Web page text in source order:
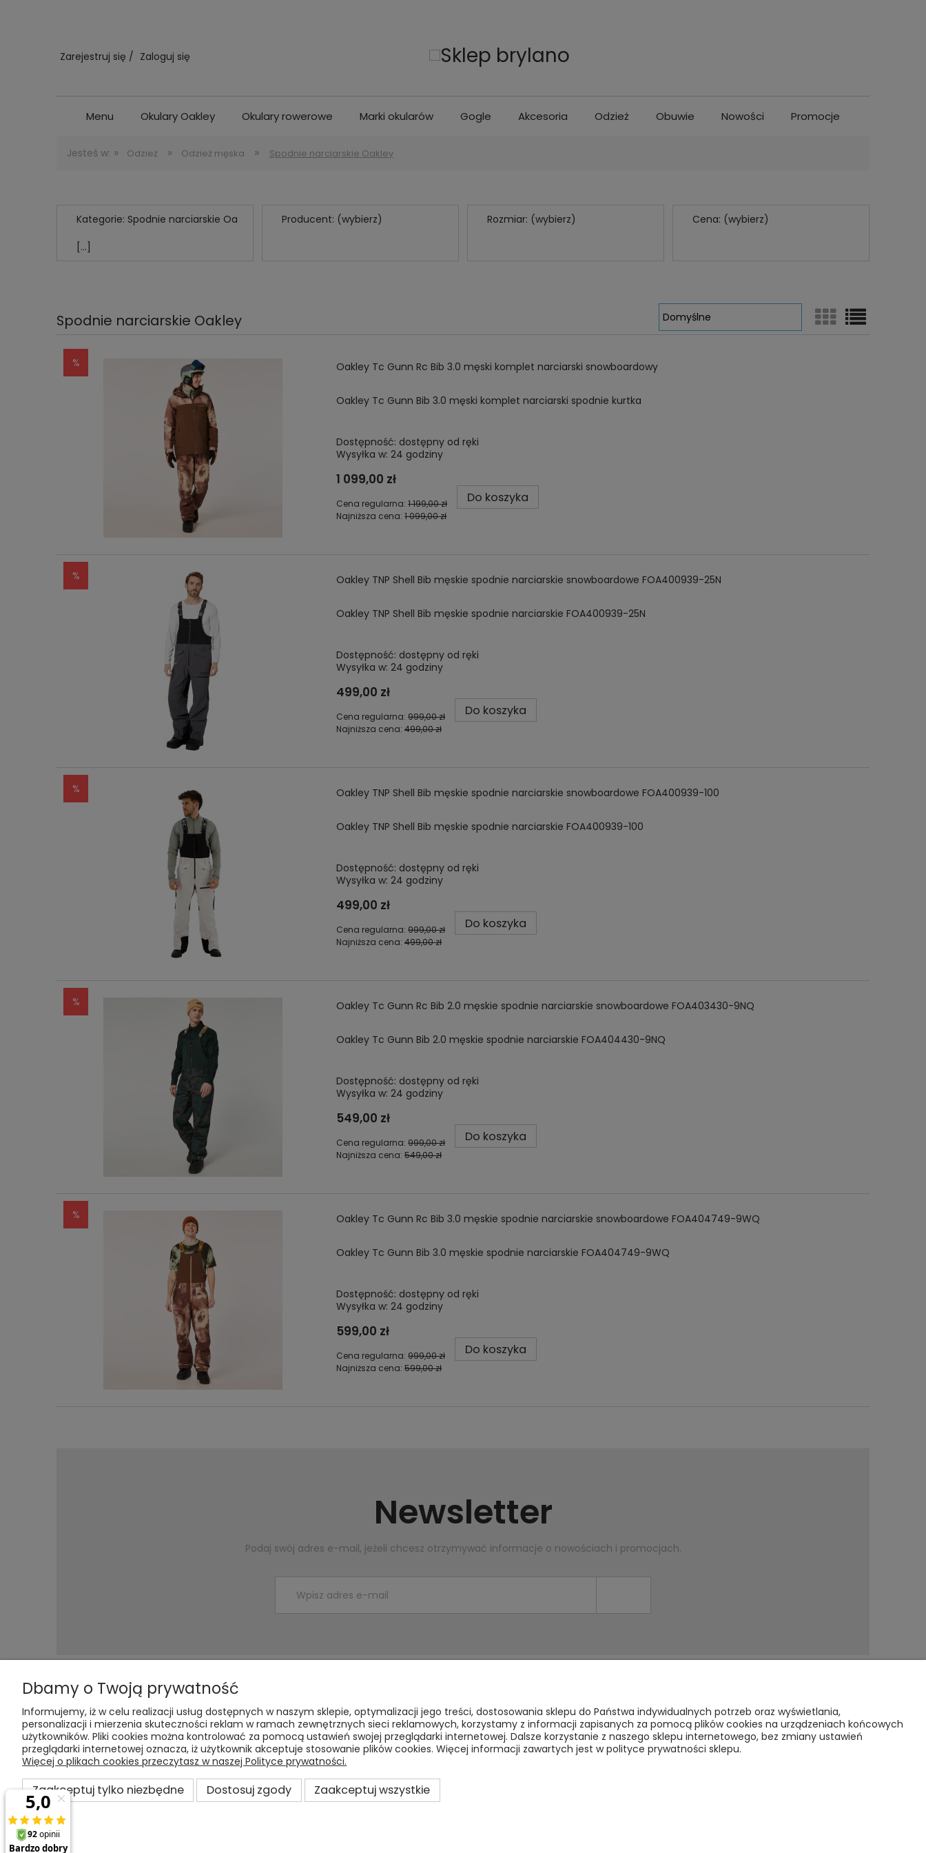
Zarejestruj się Zaloguj się
Menu Okulary Oakley Okulary rowerowe Marki okularów Gogle Akcesoria Odzież Obuwie Nowości Promocje
Jesteś w: » Odzież » Odzież męska » Spodnie narciarskie Oakley
Kategorie: Spodnie narciarskie Oa
[...]
Producent: (wybierz) Rozmiar: (wybierz) Cena: (wybierz)
Spodnie narciarskie Oakley
Oakley Tc Gunn Rc Bib 3.0 męski komplet narciarski snowboardowy
Oakley Tc Gunn Bib 3.0 męski komplet narciarski spodnie kurtka
Dostępność: dostępny od ręki
Wysyłka w: 24 godziny
1 099,00 zł
Cena regularna:1 199,00 zł
Najniższa cena:1 099,00 zł
Do koszyka
Oakley TNP Shell Bib męskie spodnie narciarskie snowboardowe FOA400939-25N
Oakley TNP Shell Bib męskie spodnie narciarskie FOA400939-25N
Dostępność: dostępny od ręki
Wysyłka w: 24 godziny
499,00 zł
Cena regularna:999,00 zł
Najniższa cena:499,00 zł
Do koszyka
Oakley TNP Shell Bib męskie spodnie narciarskie snowboardowe FOA400939-100
Oakley TNP Shell Bib męskie spodnie narciarskie FOA400939-100
Dostępność: dostępny od ręki
Wysyłka w: 24 godziny
499,00 zł
Cena regularna:999,00 zł
Najniższa cena:499,00 zł
Do koszyka
Oakley Tc Gunn Rc Bib 2.0 męskie spodnie narciarskie snowboardowe FOA403430-9NQ
Oakley Tc Gunn Bib 2.0 męskie spodnie narciarskie FOA404430-9NQ
Dostępność: dostępny od ręki
Wysyłka w: 24 godziny
549,00 zł
Cena regularna:999,00 zł
Najniższa cena:549,00 zł
Do koszyka
Oakley Tc Gunn Rc Bib 3.0 męskie spodnie narciarskie snowboardowe FOA404749-9WQ
Oakley Tc Gunn Bib 3.0 męskie spodnie narciarskie FOA404749-9WQ
Dostępność: dostępny od ręki
Wysyłka w: 24 godziny
599,00 zł
Cena regularna:999,00 zł
Najniższa cena:599,00 zł
Do koszyka
Newsletter
Podaj swój adres e-mail, jeżeli chcesz otrzymywać informacje o nowościach i promocjach.
Pomoc
Odstąp od umowy tutaj
Zwroty i reklamacje
Prizm
Regulamin
Raty
Moje konto
Twoje zamówienia
Ustawienia konta
Przechowalnia
Płatności i dostawa
Formy płatności
Czas i koszty dostawy
Informacje
Kontakt
Polityka prywatności
O nas
Kontakt i dane firmy
O NAS
Dbamy o Twoją prywatność
Informujemy, iż w celu realizacji usług dostępnych w naszym sklepie, optymalizacji jego treści, dostosowania sklepu do Państwa indywidualnych potrzeb oraz wyświetlania,
personalizacji i mierzenia skuteczności reklam w ramach zewnętrznych sieci reklamowych, korzystamy z informacji zapisanych za pomocą plików cookies na urządzeniach końcowych
użytkowników. Pliki cookies można kontrolować za pomocą ustawień swojej przeglądarki internetowej. Dalsze korzystanie z naszego sklepu internetowego, bez zmiany ustawień
przeglądarki internetowej oznacza, iż użytkownik akceptuje stosowanie plików cookies. Więcej informacji zawartych jest w polityce prywatności sklepu.
Więcej o plikach cookies przeczytasz w naszej Polityce prywatności.
Zaakceptuj tylko niezbędne Dostosuj zgody Zaakceptuj wszystkie